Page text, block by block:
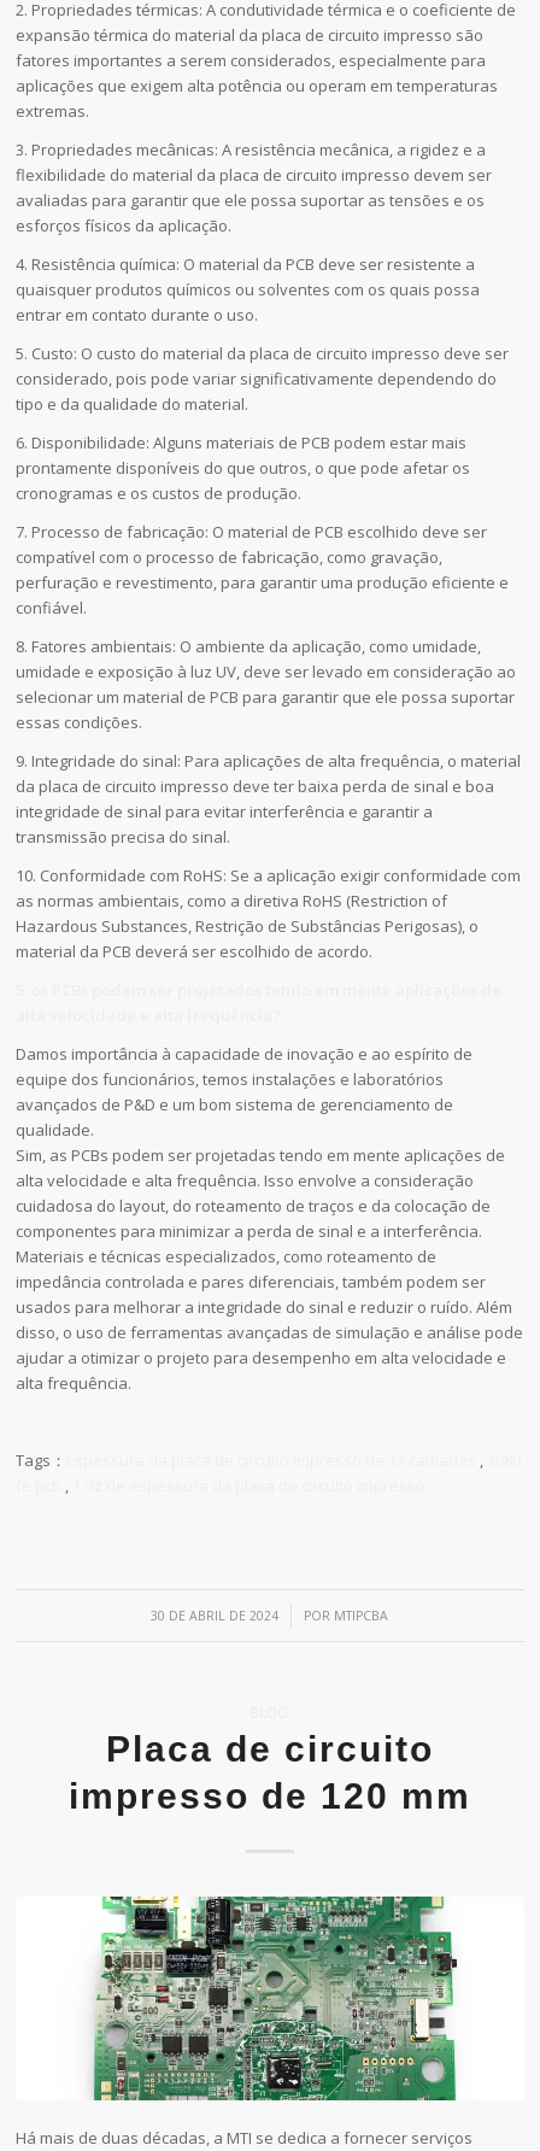
2. Propriedades térmicas: A condutividade térmica e o coeficiente de
expansão térmica do material da placa de circuito impresso são
fatores importantes a serem considerados, especialmente para
aplicações que exigem alta potência ou operam em temperaturas
extremas.
3. Propriedades mecânicas: A resistência mecânica, a rigidez e a
flexibilidade do material da placa de circuito impresso devem ser
avaliadas para garantir que ele possa suportar as tensões e os
esforços físicos da aplicação.
4. Resistência química: O material da PCB deve ser resistente a
quaisquer produtos químicos ou solventes com os quais possa
entrar em contato durante o uso.
5. Custo: O custo do material da placa de circuito impresso deve ser
considerado, pois pode variar significativamente dependendo do
tipo e da qualidade do material.
6. Disponibilidade: Alguns materiais de PCB podem estar mais
prontamente disponíveis do que outros, o que pode afetar os
cronogramas e os custos de produção.
7. Processo de fabricação: O material de PCB escolhido deve ser
compatível com o processo de fabricação, como gravação,
perfuração e revestimento, para garantir uma produção eficiente e
confiável.
8. Fatores ambientais: O ambiente da aplicação, como umidade,
umidade e exposição à luz UV, deve ser levado em consideração ao
selecionar um material de PCB para garantir que ele possa suportar
essas condições.
9. Integridade do sinal: Para aplicações de alta frequência, o material
da placa de circuito impresso deve ter baixa perda de sinal e boa
integridade de sinal para evitar interferência e garantir a
transmissão precisa do sinal.
10. Conformidade com RoHS: Se a aplicação exigir conformidade com
as normas ambientais, como a diretiva RoHS (Restriction of
Hazardous Substances, Restrição de Substâncias Perigosas), o
material da PCB deverá ser escolhido de acordo.
Damos importância à capacidade de inovação e ao espírito de
equipe dos funcionários, temos instalações e laboratórios
avançados de P&D e um bom sistema de gerenciamento de
qualidade.
Sim, as PCBs podem ser projetadas tendo em mente aplicações de
alta velocidade e alta frequência. Isso envolve a consideração
cuidadosa do layout, do roteamento de traços e da colocação de
componentes para minimizar a perda de sinal e a interferência.
Materiais e técnicas especializados, como roteamento de
impedância controlada e pares diferenciais, também podem ser
usados para melhorar a integridade do sinal e reduzir o ruído. Além
disso, o uso de ferramentas avançadas de simulação e análise pode
ajudar a otimizar o projeto para desempenho em alta velocidade e
alta frequência.
Tags： ,
,
30 DE ABRIL DE 2024
/ POR MTIPCBA
Placa de circuito
impresso de 120 mm
Há mais de duas décadas, a MTI se dedica a fornecer serviços